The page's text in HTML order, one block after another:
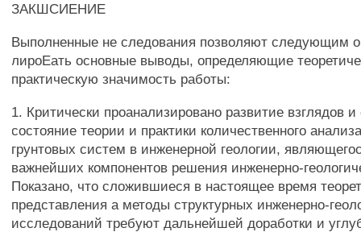
ЗАКШСИЕНИЕ
Выполненные не следования позволяют следующим
лироЕать основные выводы, определяющие
практическую значимость работы:
1. Критически проанализировано развитие взглядов
состояние теории и практики количественного
грунтовых систем в инженерной геологии,
важнейших компонентов решения инженерно-
Показано, что сложившиеся в настоящее время
представления а методы структурных инженерно-
исследований требуют дальнейшей доработки и